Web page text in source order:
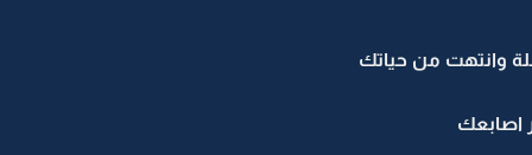
وانتهت من حياتك
اصابعك